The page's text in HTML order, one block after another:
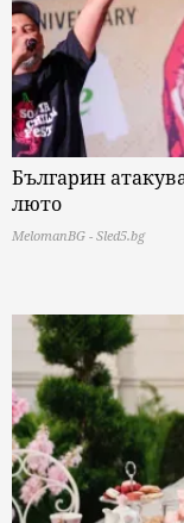
Българин
люто
MelomanBG - Sled5.bg